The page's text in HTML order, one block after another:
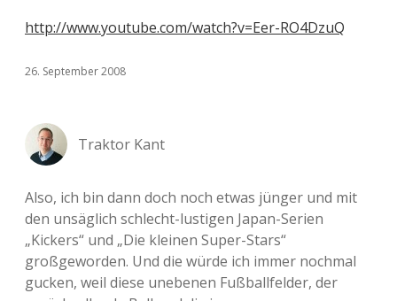
http://www.youtube.com/watch?v=Eer-RO4DzuQ
26. September 2008
Traktor Kant
Also, ich bin dann doch noch etwas jünger und mit
den unsäglich schlecht-lustigen Japan-Serien
„Kickers“ und „Die kleinen Super-Stars“
großgeworden. Und die würde ich immer nochmal
gucken, weil diese unebenen Fußballfelder, der